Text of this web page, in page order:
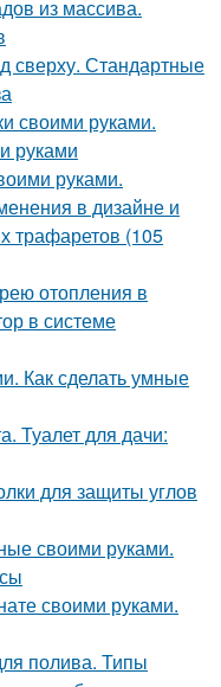
из массива.
сверху. Стандартные
своими руками.
руками
руками.
в дизайне и
трафаретов (105
отопления в
в системе
Как сделать умные
Туалет для дачи:
для защиты углов
своими руками.
своими руками.
полива. Типы